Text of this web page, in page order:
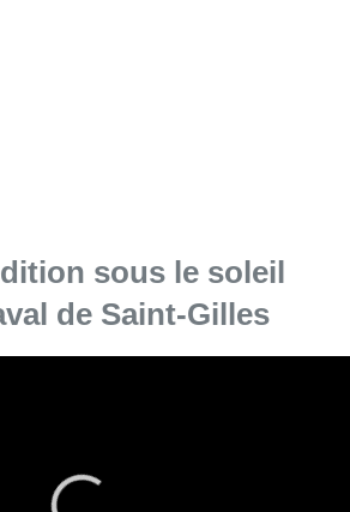
sous le soleil
de Saint-Gilles
par le trafic de drogue et les